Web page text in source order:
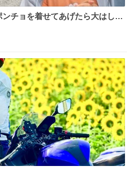
チョを着せてあげたら大はしゃ
んな素敵な代物を提供してくれ